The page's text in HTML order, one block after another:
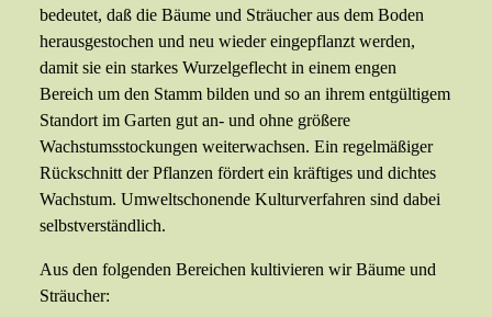
bedeutet, daß die Bäume und Sträucher aus dem Boden
herausgestochen und neu wieder eingepflanzt werden,
damit sie ein starkes Wurzelgeflecht in einem engen
Bereich um den Stamm bilden und so an ihrem entgültigem
Standort im Garten gut an- und ohne größere
Wachstumsstockungen weiterwachsen. Ein regelmäßiger
Rückschnitt der Pflanzen fördert ein kräftiges und dichtes
Wachstum. Umweltschonende Kulturverfahren sind dabei
selbstverständlich.
Aus den folgenden Bereichen kultivieren wir Bäume und
Sträucher: